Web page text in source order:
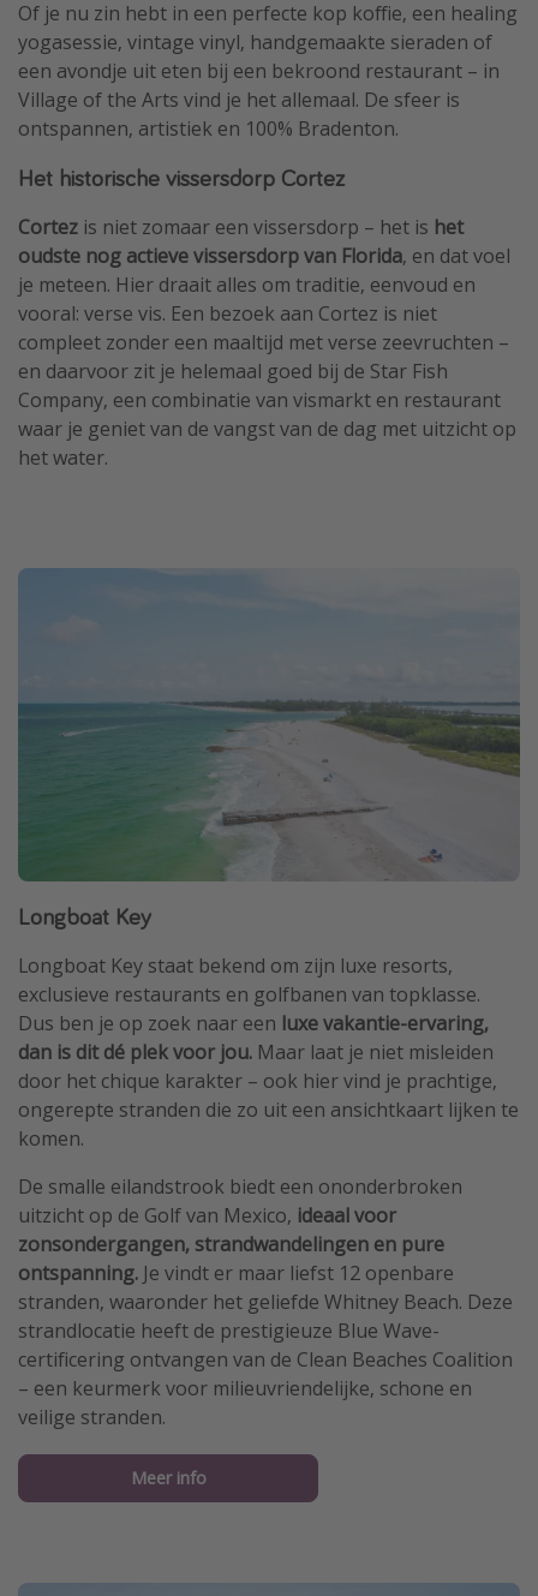
Of je nu zin hebt in een perfecte kop koffie, een healing
yogasessie, vintage vinyl, handgemaakte sieraden of
een avondje uit eten bij een bekroond restaurant – in
Village of the Arts vind je het allemaal. De sfeer is
ontspannen, artistiek en 100% Bradenton.
Het historische vissersdorp Cortez
Cortez is niet zomaar een vissersdorp – het is het
oudste nog actieve vissersdorp van Florida, en dat voel
je meteen. Hier draait alles om traditie, eenvoud en
vooral: verse vis. Een bezoek aan Cortez is niet
compleet zonder een maaltijd met verse zeevruchten –
en daarvoor zit je helemaal goed bij de Star Fish
Company, een combinatie van vismarkt en restaurant
waar je geniet van de vangst van de dag met uitzicht op
het water.
Longboat Key
Longboat Key staat bekend om zijn luxe resorts,
exclusieve restaurants en golfbanen van topklasse.
Dus ben je op zoek naar een luxe vakantie-ervaring,
dan is dit dé plek voor jou. Maar laat je niet misleiden
door het chique karakter – ook hier vind je prachtige,
ongerepte stranden die zo uit een ansichtkaart lijken te
komen.
De smalle eilandstrook biedt een ononderbroken
uitzicht op de Golf van Mexico, ideaal voor
zonsondergangen, strandwandelingen en pure
ontspanning. Je vindt er maar liefst 12 openbare
stranden, waaronder het geliefde Whitney Beach. Deze
strandlocatie heeft de prestigieuze Blue Wave-
certificering ontvangen van de Clean Beaches Coalition
– een keurmerk voor milieuvriendelijke, schone en
veilige stranden.
Meer info